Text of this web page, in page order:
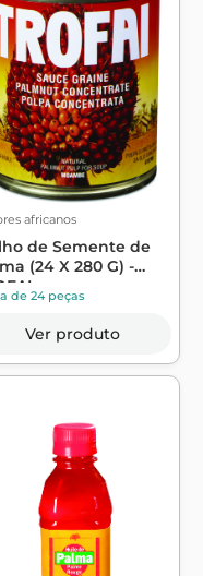
africanos
de Semente de
(24 X 280 G) -
de 24 peças
Ver produto